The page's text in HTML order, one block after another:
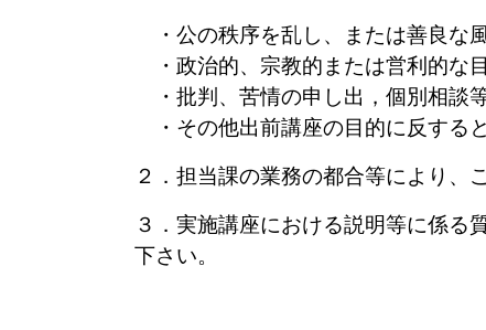
・公の秩序を乱し、または善良な
・政治的、宗教的または営利的な
・批判、苦情の申し出，個別相談
・その他出前講座の目的に反する
２．担当課の業務の都合等により、
３．実施講座における説明等に係る
下さい。